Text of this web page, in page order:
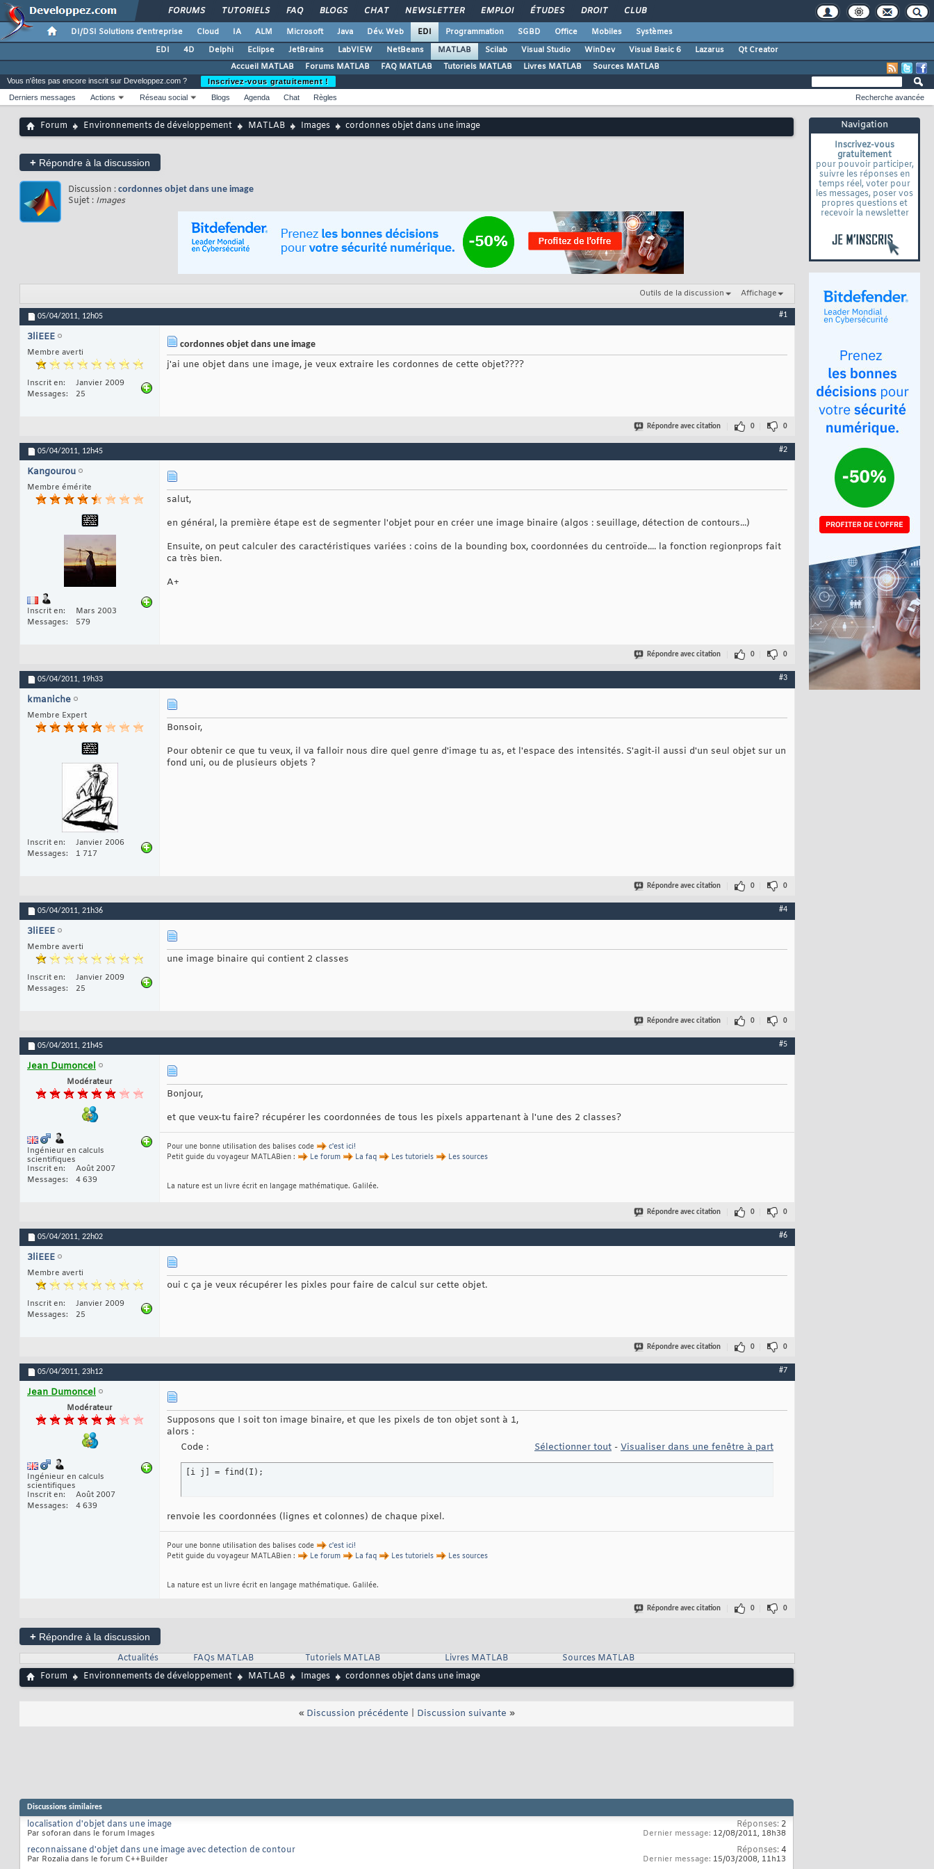
FORUMS TUTORIELS FAQ BLOGS CHAT NEWSLETTER EMPLOI ÉTUDES DROIT CLUB
DI/DSI Solutions d'entreprise Cloud IA ALM Microsoft Java Dév. Web EDI Programmation SGBD Office Mobiles
Systèmes
EDI
4D Delphi Eclipse JetBrains LabVIEW NetBeans MATLAB Scilab Visual Studio WinDev Visual Basic 6 Lazarus
Qt Creator
Accueil MATLAB
Forums MATLAB FAQ MATLAB Tutoriels MATLAB Livres MATLAB Sources MATLAB
Navigation
Inscrivez-vous
gratuitement
pour pouvoir participer,
suivre les réponses en
temps réel, voter pour
les messages, poser vos
propres questions et
recevoir la newsletter
Vous n'êtes pas encore inscrit sur Developpez.com ?
Inscrivez-vous gratuitement !
Derniers messages
Actions Réseau social Blogs Agenda Chat Règles Recherche avancée
Forum Environnements de développement MATLAB Images cordonnes objet dans une image
+ Répondre à la discussion
Discussion : cordonnes objet dans une image
Sujet : Images
Outils de la discussion Affichage
05/04/2011, 12h05 #1
3liEEE
Membre averti
Inscrit en
Janvier 2009
Messages
25
cordonnes objet dans une image
j'ai une objet dans une image, je veux extraire les cordonnes de cette objet????
Répondre avec citation 0 0
05/04/2011, 12h45 #2
Kangourou
Membre émérite
Inscrit en
Mars 2003
Messages
579
salut,
en général, la première étape est de segmenter l'objet pour en créer une image binaire (algos : seuillage, détection de contours...)
Ensuite, on peut calculer des caractéristiques variées : coins de la bounding box, coordonnées du centroïde.... la fonction regionprops fait
ca très bien.
A+
Répondre avec citation 0 0
05/04/2011, 19h33 #3
kmaniche
Membre Expert
Inscrit en
Janvier 2006
Messages
1 717
Bonsoir,
Pour obtenir ce que tu veux, il va falloir nous dire quel genre d'image tu as, et l'espace des intensités. S'agit-il aussi d'un seul objet sur un
fond uni, ou de plusieurs objets ?
Répondre avec citation 0 0
05/04/2011, 21h36 #4
3liEEE
Membre averti
Inscrit en
Janvier 2009
Messages
25
une image binaire qui contient 2 classes
Répondre avec citation 0 0
05/04/2011, 21h45 #5
Jean Dumoncel
Modérateur
Ingénieur en calculs
scientifiques
Inscrit en
Août 2007
Messages
4 639
Bonjour,
et que veux-tu faire? récupérer les coordonnées de tous les pixels appartenant à l'une des 2 classes?
Pour une bonne utilisation des balises code
c'est ici!
Petit guide du voyageur MATLABien :
Le forum La faq Les tutoriels Les sources
La nature est un livre écrit en langage mathématique. Galilée.
Répondre avec citation 0 0
05/04/2011, 22h02 #6
3liEEE
Membre averti
Inscrit en
Janvier 2009
Messages
25
oui c ça je veux récupérer les pixles pour faire de calcul sur cette objet.
Répondre avec citation 0 0
05/04/2011, 23h12 #7
Jean Dumoncel
Modérateur
Ingénieur en calculs
scientifiques
Inscrit en
Août 2007
Messages
4 639
Supposons que I soit ton image binaire, et que les pixels de ton objet sont à 1,
alors :
Code :
Sélectionner tout - Visualiser dans une fenêtre à part
i j = find ( I ) ;
renvoie les coordonnées (lignes et colonnes) de chaque pixel.
Pour une bonne utilisation des balises code
c'est ici!
Petit guide du voyageur MATLABien :
Le forum La faq Les tutoriels Les sources
La nature est un livre écrit en langage mathématique. Galilée.
Répondre avec citation 0 0
+ Répondre à la discussion
Actualités
FAQs MATLAB Tutoriels MATLAB Livres MATLAB
Sources MATLAB
Forum
Environnements de développement MATLAB Images cordonnes objet dans une image
« Discussion précédente Discussion suivante »
Discussions similaires
localisation d'objet dans une image
Par soforan dans le forum Images
Réponses: 2
Dernier message: 12/08/2011, 18h38
reconnaissane d'objet dans une image avec detection de contour
Par Rozalia dans le forum C++Builder
Réponses:4
Dernier message: 15/03/2008, 11h13